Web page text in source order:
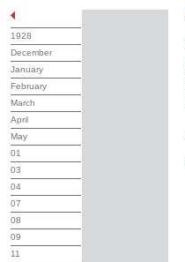
1928
December
January
February
March
April
May
01
03
04
07
08
09
11